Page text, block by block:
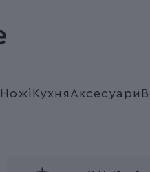
Ножі Кухня Аксесуари